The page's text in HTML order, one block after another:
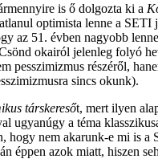
is ő dolgozta ki a
optimista lenne a
az 51. évben nagyobb
okairól jelenleg folyó
pesszimizmus részéről,
sincs okunk).
társkeresőt, mert ilyen
a téma
nem akarunk-e mi is
éppen azok miatt, hiszen